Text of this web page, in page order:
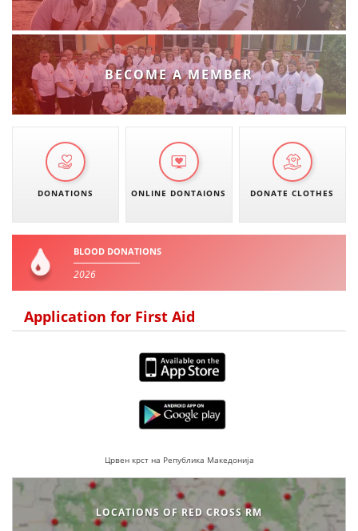
BECOME A MEMBER
DONATIONS ONLINE DONTAIONS DONATE CLOTHES
BLOOD DONATIONS
2026
Application for First Aid
Црвен крст на Република Македонија
LOCATIONS OF RED CROSS RM